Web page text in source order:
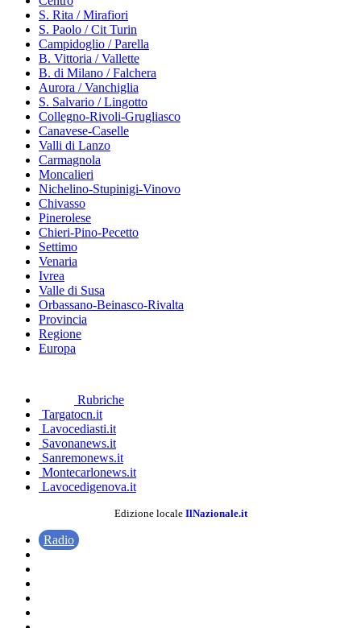
S. Rita / Mirafiori
S. Paolo / Cit Turin
Campidoglio / Parella
B. Vittoria / Vallette
B. di Milano / Falchera
Aurora / Vanchiglia
S. Salvario / Lingotto
Collegno-Rivoli-Grugliasco
Canavese-Caselle
Valli di Lanzo
Carmagnola
Moncalieri
Nichelino-Stupinigi-Vinovo
Chivasso
Pinerolese
Chieri-Pino-Pecetto
Settimo
Venaria
Ivrea
Valle di Susa
Orbassano-Beinasco-Rivalta
Provincia
Regione
Europa
Rubriche
Targatocn.it
Lavocediasti.it
Savonanews.it
Sanremonews.it
Montecarlonews.it
Lavocedigenova.it
Edizione locale IlNazionale.it
Radio